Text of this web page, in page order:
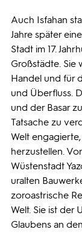
Auch Isfahan
Jahre später
Stadt im 17.
Großstädte. Sie
Handel und für
und Überfluss.
und der Basar
Tatsache zu
Welt
herzustellen.
Wüstenstadt
uralten
zoroastrische
Welt. Sie ist der
Glaubens an